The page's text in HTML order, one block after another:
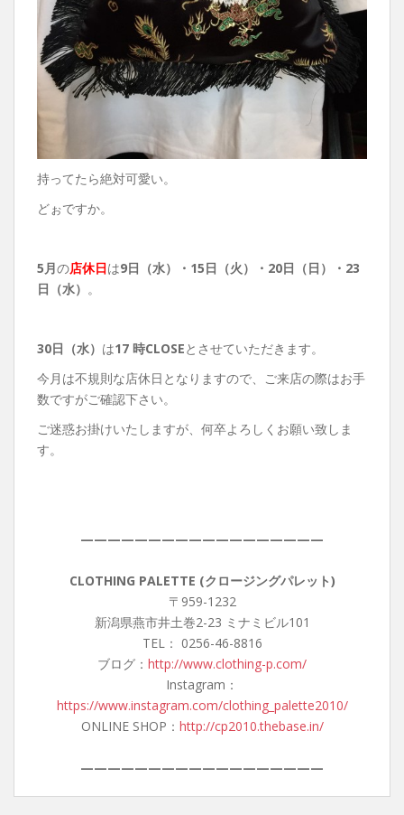
持ってたら絶対可愛い。
どぉですか。
5月の店休日は9日（水）・ 15日（火）・20日（日）・23
日（水） 。
30日（水） は17 時CLOSEとさせていただきます。
今月は不規則な店休日となりますので、ご来店の際はお手
数ですがご確認下さい。
ご迷惑お掛けいたしますが、何卒よろしくお願い致しま
す。
——————————————————
CLOTHING PALETTE (クロージングパレット)
〒959-1232
新潟県燕市井土巻2-23 ミナミビル101
TEL： 0256-46-8816
ブログ： http://www.clothing-p.com/
Instagram：
https://www.instagram.com/clothing_palette2010/
ONLINE SHOP： http://cp2010.thebase.in/
——————————————————